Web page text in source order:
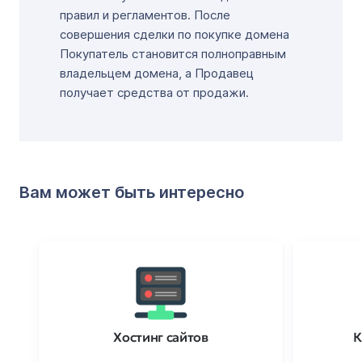
правил и регламентов. После
совершения сделки по покупке домена
Покупатель становится полноправным
владельцем домена, а Продавец
получает средства от продажи.
Вам может быть интересно
Хостинг сайтов